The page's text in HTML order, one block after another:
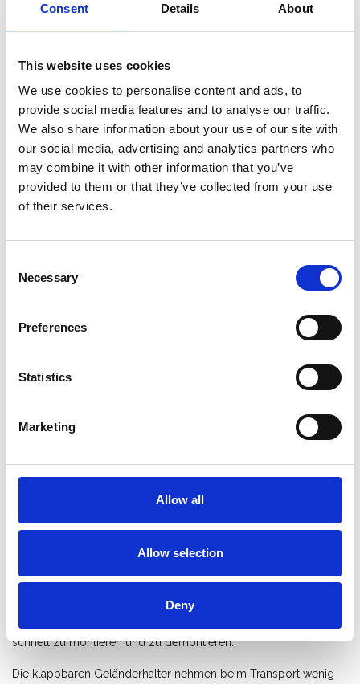
Consent Details About
This website uses cookies
We use cookies to personalise content and ads, to
provide social media features and to analyse our traffic.
We also share information about your use of our site with
our social media, advertising and analytics partners who
may combine it with other information that you’ve
provided to them or that they’ve collected from your use
of their services.
Selection
Necessary
Preferences
Statistics
Marketing
Allow all
Allow selection
Deny
Zum Angebot hinzufügen
Als Favorit speichern
Produktinformation Ähnliche Produkte
Beschreibung
ASC Dachrandschutz für Flachdach
Stückliste:
klappbar
18x ASC Dachrandsicherung Flachdach Geländer länge 3
10x ASC Dachrandsicherung Flachdach Betonblock 22,5
abgebildet. Es gilt die angegebene Stückliste.
um ihre Arbeit sicher ausführen zu können. ASC Kantenschutz
bietet eine effiziente, zuverlässige und praktische Lösung für
Die ASC Absturzsicherung für Flachdächer ist einfach und
schnell zu montieren und zu demontieren.
Die klappbaren Geländerhalter nehmen beim Transport wenig